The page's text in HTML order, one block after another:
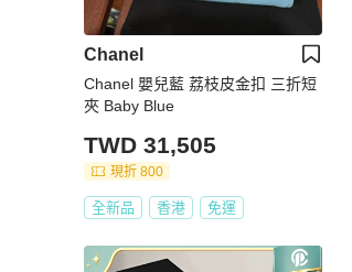
Chanel
Chanel 嬰兒藍 荔枝皮金扣 三折短
夾 Baby Blue
TWD 31,505
現折 800
全新品 香港 免運